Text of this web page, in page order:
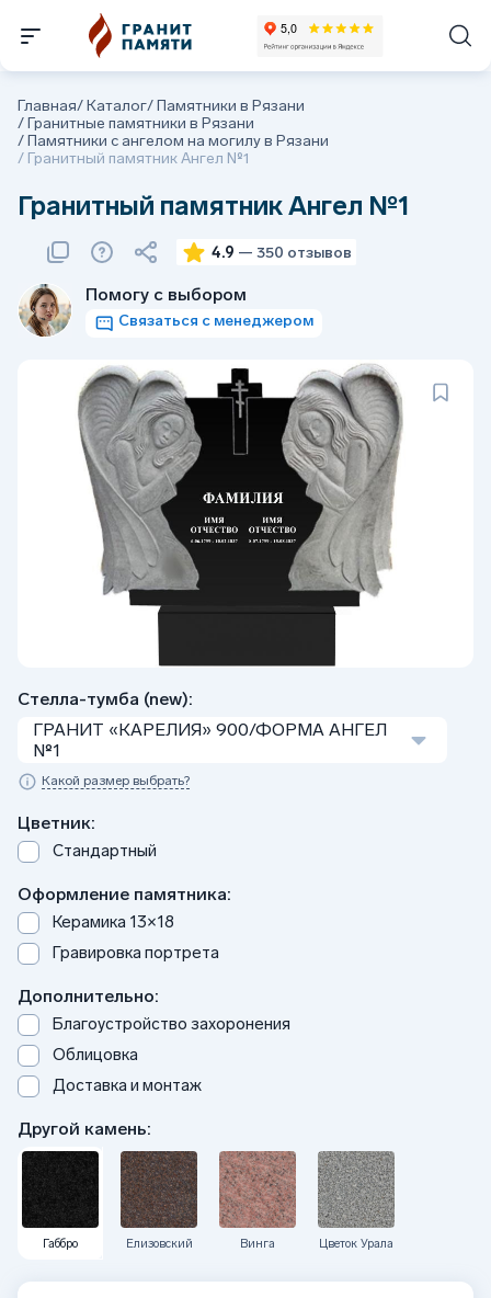
Главная/Каталог/Памятники в Рязани
/Гранитные памятники в Рязани
/Памятники с ангелом на могилу в Рязани
/ Гранитный памятник Ангел №1
Гранитный памятник Ангел №1
4.9 — 350 отзывов
Помогу с выбором
Связаться с менеджером
Стелла-тумба (new):
ГРАНИТ «КАРЕЛИЯ» 900/ФОРМА АНГЕЛ
№1
Какой размер выбрать?
Цветник:
Стандартный
Оформление памятника:
Керамика 13×18
Гравировка портрета
Дополнительно:
Благоустройство захоронения
Облицовка
Доставка и монтаж
Другой камень:
Габбро Елизовский Винга Цветок Урала